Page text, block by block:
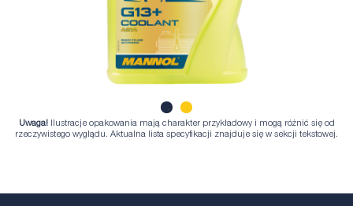
1 2
Uwaga! Ilustracje opakowania mają charakter przykładowy i mogą różnić się od
rzeczywistego wyglądu. Aktualna lista specyfikacji znajduje się w sekcji tekstowej.